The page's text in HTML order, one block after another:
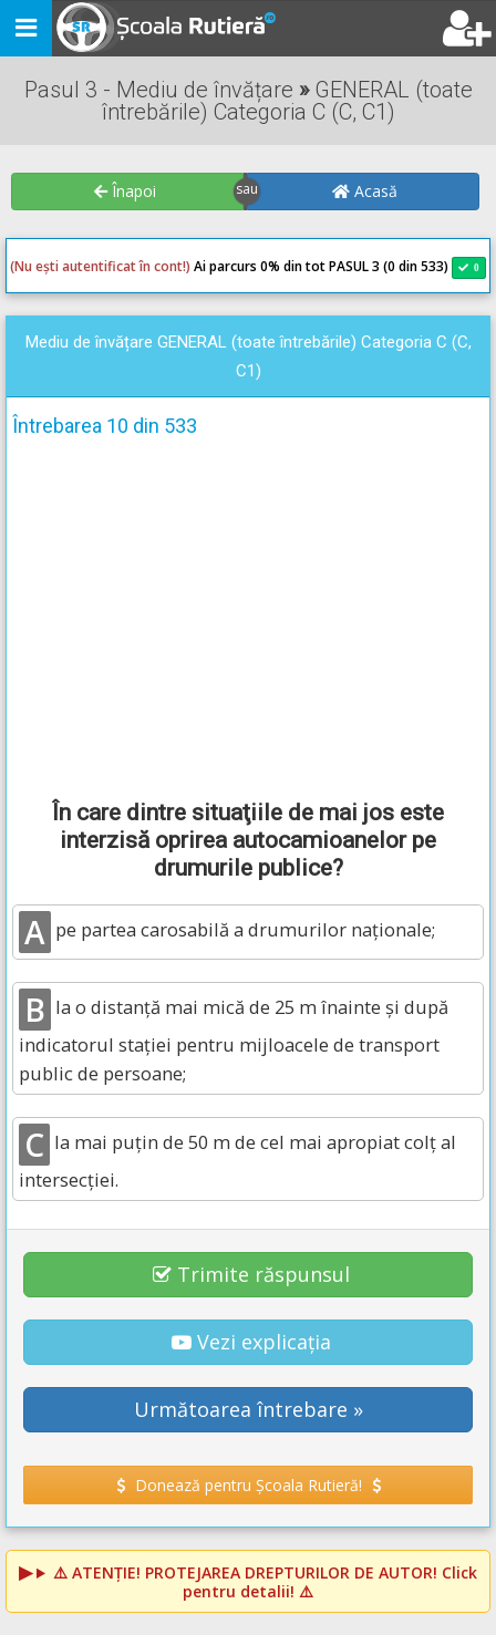
Toggle
navigation
Pasul 3 - Mediu de învățare »GENERAL (toate
întrebările) Categoria C (C, C1)
Înapoi Acasă
(Nu ești autentificat în cont!) Ai parcurs 0% din tot PASUL 3 (0 din 533) 0
Mediu de învățare GENERAL (toate întrebările) Categoria C (C,
C1)
Întrebarea 10 din 533
În care dintre situaţiile de mai jos este
interzisă oprirea autocamioanelor pe
drumurile publice?
A pe partea carosabilă a drumurilor naţionale;
B la o distanţă mai mică de 25 m înainte şi după
indicatorul staţiei pentru mijloacele de transport
public de persoane;
C la mai puţin de 50 m de cel mai apropiat colţ al
intersecţiei.
Trimite răspunsul
Vezi explicația
Următoarea întrebare »
Donează pentru Școala Rutieră!
⚠️ ATENȚIE! PROTEJAREA DREPTURILOR DE AUTOR! Click
pentru detalii! ⚠️